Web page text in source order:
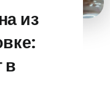
из
в